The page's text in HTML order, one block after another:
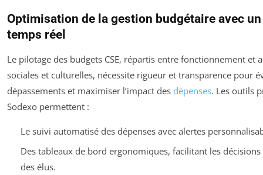
Optimisation de la gestion budgétaire avec
temps réel
Le pilotage des budgets CSE, répartis entre fonctionnement et
sociales et culturelles, nécessite rigueur et transparence pour
dépassements et maximiser l’impact des dépenses. Les outils
Sodexo permettent :
Le suivi automatisé des dépenses avec alertes
Des tableaux de bord ergonomiques, facilitant les
des élus.